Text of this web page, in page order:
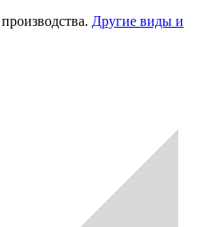
Другие виды и